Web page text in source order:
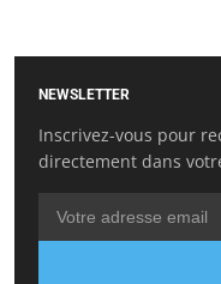
NEWSLETTER
Inscrivez-vous pour
directement dans